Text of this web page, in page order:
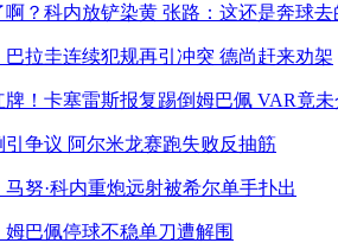
啊？科内放铲染黄 张路：这还是奔球去
巴拉圭连续犯规再引冲突 德尚赶来劝架
牌！卡塞雷斯报复踢倒姆巴佩 VAR竟未
引争议 阿尔米龙赛跑失败反抽筋
马努·科内重炮远射被希尔单手扑出
姆巴佩停球不稳单刀遭解围